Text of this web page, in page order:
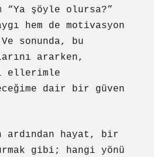
“Ya şöyle olursa?”
hem de motivasyon
sonunda, bu
ararken,
ellerimle
dair bir güven
ardından hayat, bir
gibi; hangi yönü